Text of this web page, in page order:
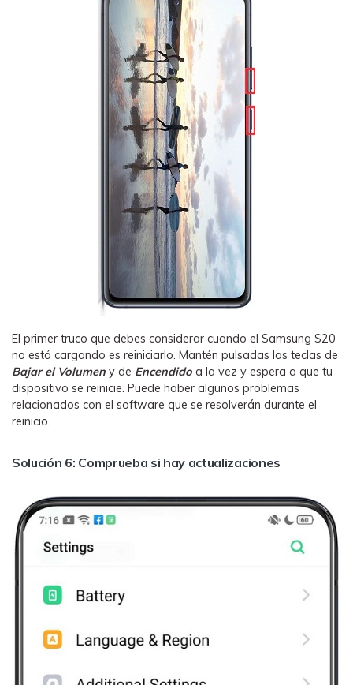
El primer truco que debes considerar cuando el Samsung S20
no está cargando es reiniciarlo. Mantén pulsadas las teclas de
Bajar el Volumen y de Encendido a la vez y espera a que tu
dispositivo se reinicie. Puede haber algunos problemas
relacionados con el software que se resolverán durante el
reinicio.
Solución 6: Comprueba si hay actualizaciones